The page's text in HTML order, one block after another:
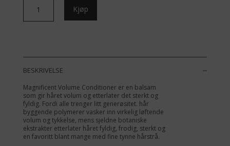
Volume
Kjøp
BESKRIVELSE
Magnificent Volume Conditioner er en balsam
som gir håret volum og etterlater det sterkt og
fyldig. Fordi alle trenger litt generøsitet. hår
byggende polymerer vasker inn virkelig løftende
volum og tykkelse, mens sjeldne botaniske
ekstrakter etterlater håret fyldig, frodig, sterkt og
en favoritt blant mange med fine tynne hårstrå.